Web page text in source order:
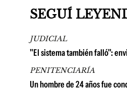
SEGUÍ
JUDICIAL
"El sistema también falló":
PENITENCIARÍA
Un hombre de 24 años fue